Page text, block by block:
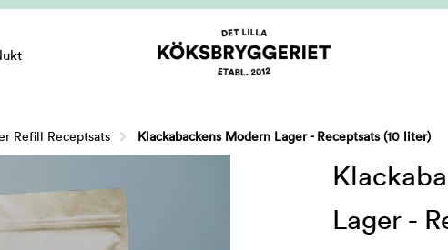
Refill Receptsats Klackabackens Modern Lager - Receptsats (10 liter)
Lager -